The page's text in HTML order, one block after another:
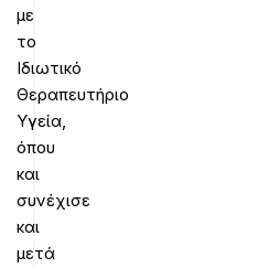
με
το
Ιδιωτικό
Θεραπευτήριο
Υγεία,
όπου
και
συνέχισε
και
μετά